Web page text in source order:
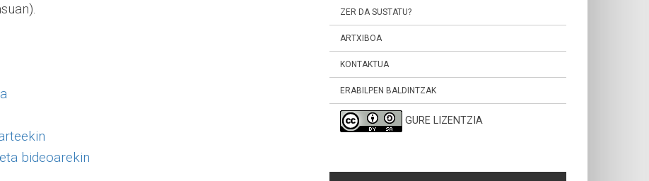
bideoarekin
ZER DA SUSTATU?
ARTXIBOA
KONTAKTUA
ERABILPEN BALDINTZAK
GURE LIZENTZIA